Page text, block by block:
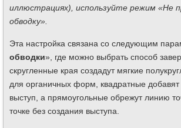
иллюстрациях), используйте режим «Не
обводку».
Эта настройка связана со следующим
обводки», где можно выбрать способ
скругленные края создадут мягкие
для органичных форм, квадратные
выступ, а прямоугольные обрежут линию
точке без создания выступа.